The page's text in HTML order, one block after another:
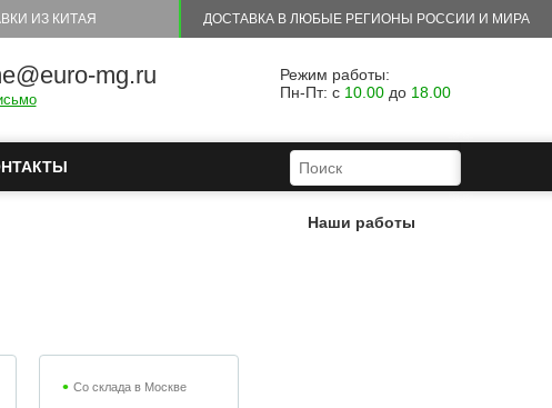
ИЗ КИТАЯ ДОСТАВКА В ЛЮБЫЕ РЕГИОНЫ РОССИИ И МИРА
mg.ru
Режим работы:
Пн-Пт: с 10.00 до 18.00
ФОРМА ПОИСКА
ПОИСК
Со склада в Москве
Наши работы